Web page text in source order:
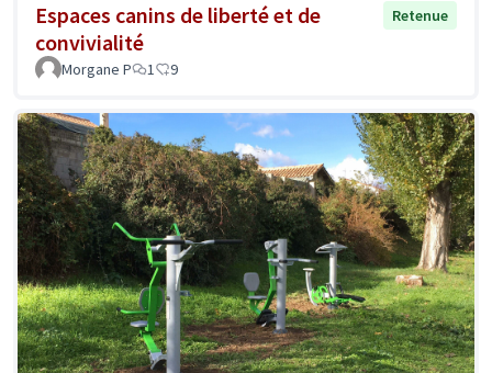
Espaces canins de liberté et de
convivialité
Retenue
Morgane P 1 9